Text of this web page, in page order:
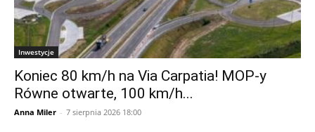
Inwestycje
Koniec 80 km/h na Via Carpatia! MOP-y
Równe otwarte, 100 km/h...
Anna Miler - 7 sierpnia 2026 18:00